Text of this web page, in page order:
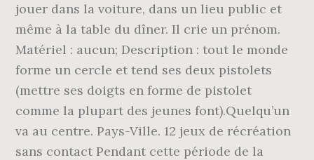
jouer dans la voiture, dans un lieu public et
même à la table du dîner. Il crie un prénom.
Matériel : aucun; Description : tout le monde
forme un cercle et tend ses deux pistolets
(mettre ses doigts en forme de pistolet
comme la plupart des jeunes font).Quelqu’un
va au centre. Pays-Ville. 12 jeux de récréation
sans contact Pendant cette période de la